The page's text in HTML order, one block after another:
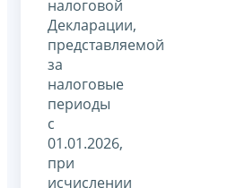
налоговой
Декларации,
представляемой
за
налоговые
периоды
с
01.01.2026,
при
исчислении